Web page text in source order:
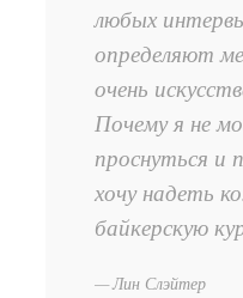
любых
определяют
очень
Почему я не
проснуться и
хочу надеть
байкерскую
Лин Слэйтер